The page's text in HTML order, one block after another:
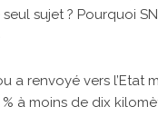
seul sujet ? Pourquoi
a renvoyé vers l’Etat
à moins de dix